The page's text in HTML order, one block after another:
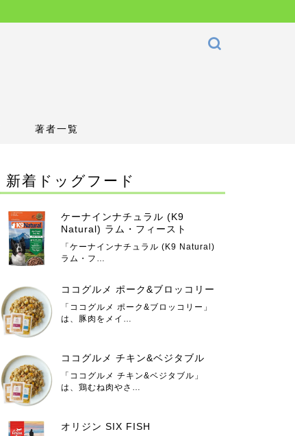
著者一覧
新着ドッグフード
ケーナインナチュラル (K9
Natural) ラム・フィースト
「ケーナインナチュラル (K9 Natural)
ラム・フ…
ココグルメ ポーク&ブロッコリー
「ココグルメ ポーク&ブロッコリー」
は、豚肉をメイ…
ココグルメ チキン&ベジタブル
「ココグルメ チキン&ベジタブル」
は、鶏むね肉やさ…
オリジン SIX FISH